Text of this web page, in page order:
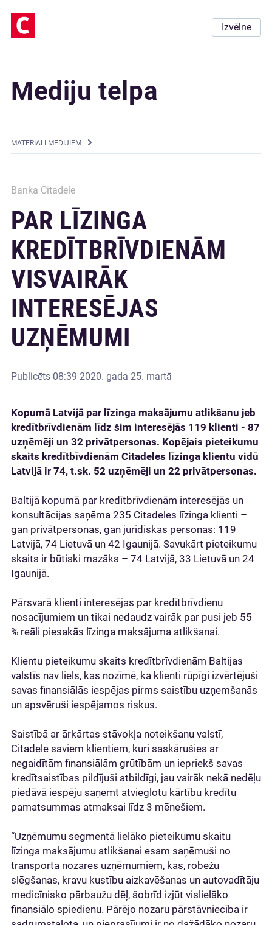
Izvēlne
Mediju telpa
MATERIĀLI MEDIJIEM
Banka Citadele
PAR LĪZINGA
KREDĪTBRĪVDIENĀM
VISVAIRĀK
INTERESĒJAS
UZŅĒMUMI
Publicēts 08:39 2020. gada 25. martā
Kopumā Latvijā par līzinga maksājumu atlikšanu jeb
kredītbrīvdienām līdz šim interesējās 119 klienti - 87
uzņēmēji un 32 privātpersonas. Kopējais pieteikumu
skaits kredītbīvdienām Citadeles līzinga klientu vidū
Latvijā ir 74, t.sk. 52 uzņēmēji un 22 privātpersonas.
Baltijā kopumā par kredītbrīvdienām interesējās un
konsultācijas saņēma 235 Citadeles līzinga klienti –
gan privātpersonas, gan juridiskas personas: 119
Latvijā, 74 Lietuvā un 42 Igaunijā. Savukārt pieteikumu
skaits ir būtiski mazāks – 74 Latvijā, 33 Lietuvā un 24
Igaunijā.
Pārsvarā klienti interesējas par kredītbrīvdienu
nosacījumiem un tikai nedaudz vairāk par pusi jeb 55
% reāli piesakās līzinga maksājuma atlikšanai.
Klientu pieteikumu skaits kredītbrīvdienām Baltijas
valstīs nav liels, kas nozīmē, ka klienti rūpīgi izvērtējuši
savas finansiālās iespējas pirms saistību uzņemšanās
un apsvēruši iespējamos riskus.
Saistībā ar ārkārtas stāvokļa noteikšanu valstī,
Citadele saviem klientiem, kuri saskārušies ar
negaidītām finansiālām grūtībām un iepriekš savas
kredītsaistības pildījuši atbildīgi, jau vairāk nekā nedēļu
piedāvā iespēju saņemt atvieglotu kārtību kredītu
pamatsummas atmaksai līdz 3 mēnešiem.
“Uzņēmumu segmentā lielāko pieteikumu skaitu
līzinga maksājumu atlikšanai esam saņēmuši no
transporta nozares uzņēmumiem, kas, robežu
slēgšanas, kravu kustību aizkavēšanas un autovadītāju
medicīnisko pārbaužu dēļ, šobrīd izjūt vislielāko
finansiālo spiedienu. Pārējo nozaru pārstāvniecība ir